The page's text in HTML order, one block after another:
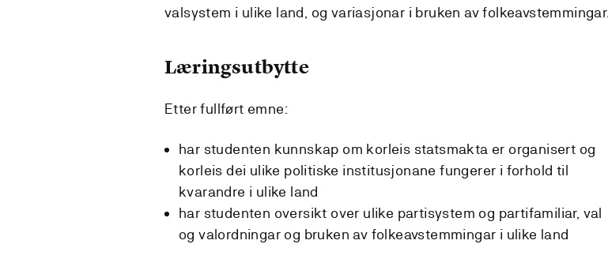
valsystem i ulike land, og variasjonar i bruken av folkeavstemmingar.
Læringsutbytte
Etter fullført emne:
har studenten kunnskap om korleis statsmakta er organisert og
korleis dei ulike politiske institusjonane fungerer i forhold til
kvarandre i ulike land
har studenten oversikt over ulike partisystem og partifamiliar, val
og valordningar og bruken av folkeavstemmingar i ulike land